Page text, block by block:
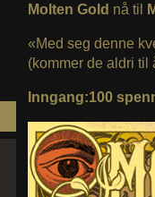
Molten Gold nå til
«Med seg denne
(kommer de aldri til
Inngang:100